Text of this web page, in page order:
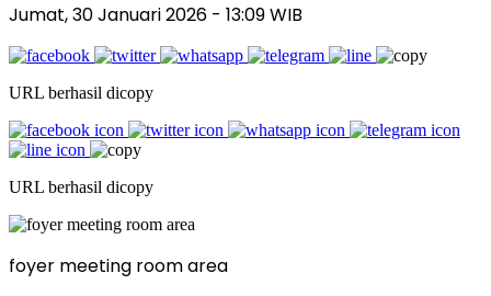
Jumat, 30 Januari 2026 - 13:09 WIB
URL berhasil dicopy
URL berhasil dicopy
foyer meeting room area